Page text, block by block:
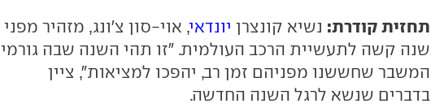
תחזית קודרת: נשיא קונצרן יונדאי, אוי-סון צ'ונג, מזהיר מפני
שנה קשה לתעשיית הרכב העולמית. "זו תהי השנה שבה גורמי
המשבר שחששנו מפניהם זמן רב, יהפכו למציאות", ציין
בדברים שנשא לרגל השנה החדשה.